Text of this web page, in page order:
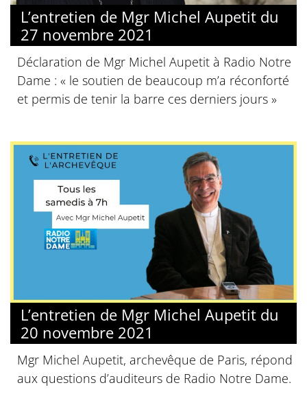
L’entretien de Mgr Michel Aupetit du
27 novembre 2021
Déclaration de Mgr Michel Aupetit à Radio Notre
Dame : « le soutien de beaucoup m’a réconforté
et permis de tenir la barre ces derniers jours »
L’entretien de Mgr Michel Aupetit du
20 novembre 2021
Mgr Michel Aupetit, archevêque de Paris, répond
aux questions d’auditeurs de Radio Notre Dame.